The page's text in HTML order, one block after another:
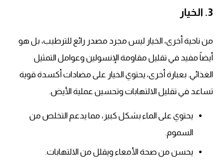
3. الخيار
من ناحية أخرى، الخيار ليس مجرد مصدر رائع للترطيب، بل هو
أيضاً مفيد في تقليل مقاومة الإنسولين وعوامل التمثيل
الغذائي. بعبارة أخرى، يحتوي الخيار على مضادات أكسدة قوية
تساعد في تقليل الالتهابات وتحسين عملية الأيض.
يحتوي على الماء بشكل كبير، مما يدعم التخلص من
السموم.
يحسن من صحة الأمعاء ويقلل من الالتهابات.